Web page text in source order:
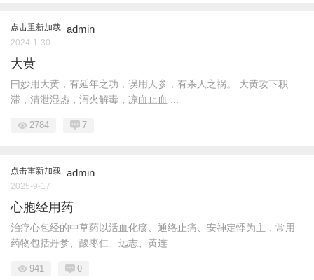
点击重新加载 admin
2024-1-30
大黄
曰妙用大黄，有延年之功，误用人参，有杀人之祸。 大黄攻下积
滞，清泄湿热，泻火解毒，凉血止血 ...
2784 7
点击重新加载 admin
2025-9-17
心胞经用药
治疗心包经的中草药以活血化瘀、通络止痛、安神定悸为主，常用
药物包括丹参、酸枣仁、远志、黄连 ...
941 0